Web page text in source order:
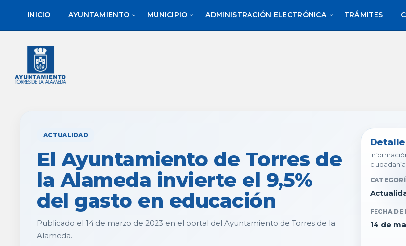
contenido
de
INICIO AYUNTAMIENTO MUNICIPIO ADMINISTRACIÓN ELECTRÓNICA TRÁMITES
ACTUALIDAD
El Ayuntamiento de Torres de
la Alameda invierte el 9,5%
del gasto en educación
Publicado el 14 de marzo de 2023 en el portal del Ayuntamiento de Torres de la
Alameda.
ciudadanía.
FECHA
14 de